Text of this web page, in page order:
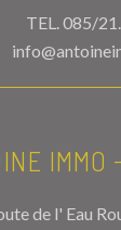
TEL.085/
IMMO
de l' Eau